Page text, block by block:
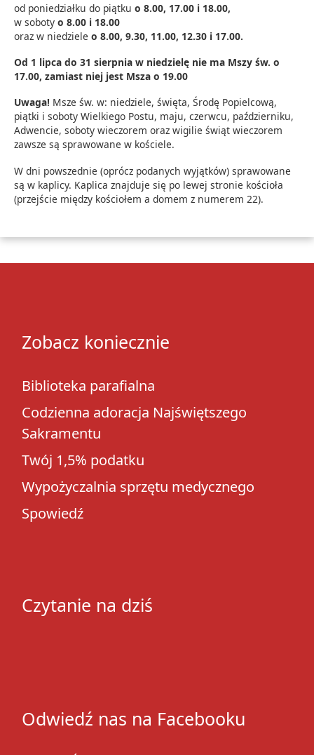
od poniedziałku do piątku o 8.00, 17.00 i 18.00,
w soboty o 8.00 i 18.00
oraz w niedziele o 8.00, 9.30, 11.00, 12.30 i 17.00.
Od 1 lipca do 31 sierpnia w niedzielę nie ma Mszy św. o
17.00, zamiast niej jest Msza o 19.00
Uwaga! Msze św. w: niedziele, święta, Środę Popielcową,
piątki i soboty Wielkiego Postu, maju, czerwcu, październiku,
Adwencie, soboty wieczorem oraz wigilie świąt wieczorem
zawsze są sprawowane w kościele.
W dni powszednie (oprócz podanych wyjątków) sprawowane
są w kaplicy. Kaplica znajduje się po lewej stronie kościoła
(przejście między kościołem a domem z numerem 22).
Zobacz koniecznie
Biblioteka parafialna
Codzienna adoracja Najświętszego
Sakramentu
Twój 1,5% podatku
Wypożyczalnia sprzętu medycznego
Spowiedź
Czytanie na dziś
Odwiedź nas na Facebooku